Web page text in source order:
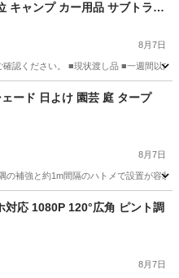
キャンプ カー用品 サブトラン
8月7日
認ください。 ■現状渡し品 ■一週間以内
ード 日よけ 園芸 庭 タープ
8月7日
の補強と約1m間隔のハトメで設置が容
対応 1080P 120°広角 ピント調
8月7日